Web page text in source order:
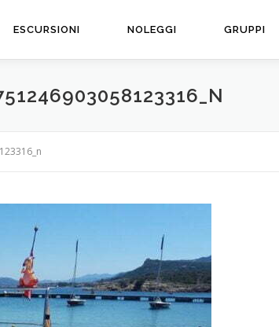
ESCURSIONI NOLEGGI GRUPPI